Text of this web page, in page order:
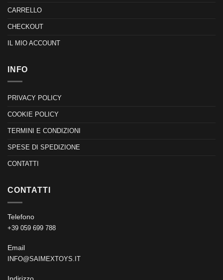
CARRELLO
CHECKOUT
IL MIO ACCOUNT
INFO
PRIVACY POLICY
COOKIE POLICY
TERMINI E CONDIZIONI
SPESE DI SPEDIZIONE
CONTATTI
CONTATTI
Telefono
+39 059 699 788
Email
INFO@SAIMEXTOYS.IT